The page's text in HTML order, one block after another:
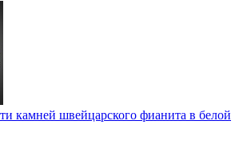
камней швейцарского фианита в белой